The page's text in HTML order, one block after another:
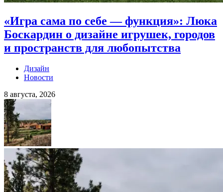
«Игра сама по себе — функция»: Люка
Боскардин о дизайне игрушек, городов
и пространств для любопытства
Дизайн
Новости
8 августа, 2026